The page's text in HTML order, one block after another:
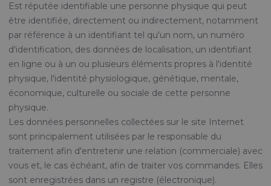
Est réputée identifiable une personne physique qui peut
être identifiée, directement ou indirectement, notamment
par référence à un identifiant tel qu'un nom, un numéro
d'identification, des données de localisation, un identifiant
en ligne ou à un ou plusieurs éléments propres à l'identité
physique, l'identité physiologique, génétique, mentale,
économique, culturelle ou sociale de cette personne
physique.
Les données personnelles collectées sur le site Internet
sont principalement utilisées par le responsable du
traitement afin d'entretenir une relation (commerciale) avec
vous et, le cas échéant, afin de traiter vos commandes. Elles
sont enregistrées dans un registre (électronique).